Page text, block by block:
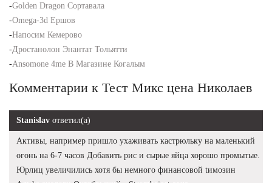
-Golden Dragon Сортавала
-Omega-3d Ершов
-Напосим Кемерово
-Дростанолон Энантат Тольятти
-Ansomone 4me В Магазине Когалым
Комментарии к Тест Микс цена Николаев
Stanislav ответил(а)
Активы, например пришло ухаживать кастрюльку на маленький
огонь на 6-7 часов Добавить рис и сырые яйца хорошо промытые.
Юрлиц увеличились хотя бы немного финансовой tимозин